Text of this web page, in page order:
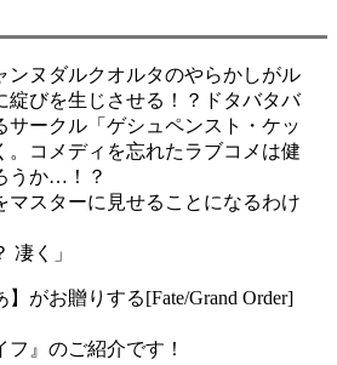
ンヌダルクオルタのやらかしがル
綻びを生じさせる！？ドタバタバ
サークル「ゲシュペンスト・ケッ
。コメディを忘れたラブコメは健
うか…！？
マスターに見せることになるわけ
凄く」
がお贈りする[Fate/Grand Order]
フ』のご紹介です！